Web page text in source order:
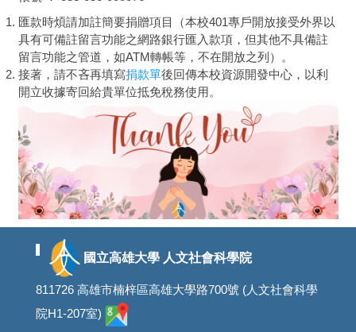
匯款時煩請加註簡要捐贈項目（本校401專戶開放接受外界以
具有可備註留言功能之網路銀行匯入款項，但其他不具備註
留言功能之管道，如ATM轉帳等，不在開放之列）。
接著，請不吝再填寫捐款單後回傳本校資源開發中心，以利
開立收據寄回給貴單位抵免稅務使用。
國立高雄大學 人文社會科學院
811726 高雄市楠梓區高雄大學路700號 (人文社會科學
院H1-207室)